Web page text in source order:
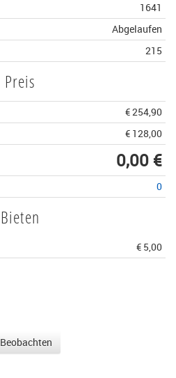
1641
Abgelaufen
215
Preis
€ 254,90
€ 128,00
0,00 €
0
Bieten
€ 5,00
Beobachten